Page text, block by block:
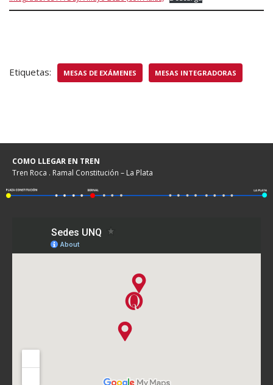
Etiquetas: MESAS DE EXÁMENES MESAS INTEGRADORAS
COMO LLEGAR EN TREN
Tren Roca . Ramal Constitución – La Plata